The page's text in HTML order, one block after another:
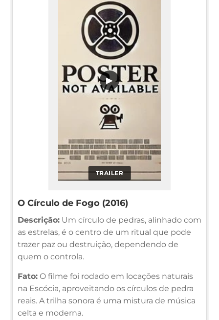
TRAILER
▶
O Círculo de Fogo (2016)
Descrição: Um círculo de pedras, alinhado com
as estrelas, é o centro de um ritual que pode
trazer paz ou destruição, dependendo de
quem o controla.
Fato: O filme foi rodado em locações naturais
na Escócia, aproveitando os círculos de pedra
reais. A trilha sonora é uma mistura de música
celta e moderna.